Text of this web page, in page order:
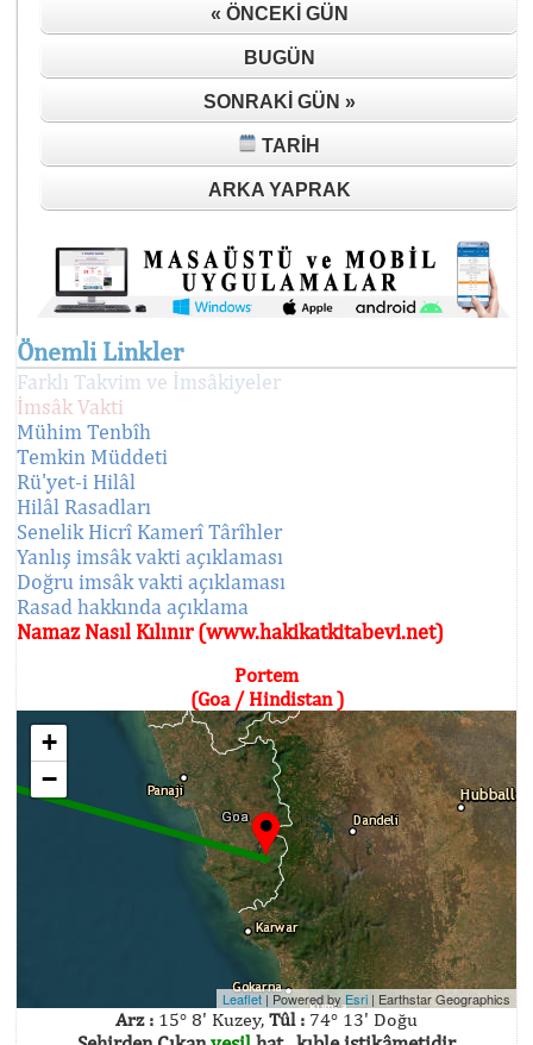
« ÖNCEKI GÜN
BUGÜN
SONRAKI GÜN »
TARIH
ARKA YAPRAK
Önemli Linkler
Farklı Takvim ve İmsâkiyeler
İmsâk Vakti
Mühim Tenbîh
Temkin Müddeti
Rü'yet-i Hilâl
Hilâl Rasadları
Senelik Hicrî Kamerî Târîhler
Yanlış imsâk vakti açıklaması
Doğru imsâk vakti açıklaması
Rasad hakkında açıklama
Namaz Nasıl Kılınır (www.hakikatkitabevi.net)
Portem
(Goa / Hindistan )
+
−
Leaflet| Powered by Esri | Earthstar Geographics
Arz : 15° 8' Kuzey, Tûl : 74° 13' Doğu